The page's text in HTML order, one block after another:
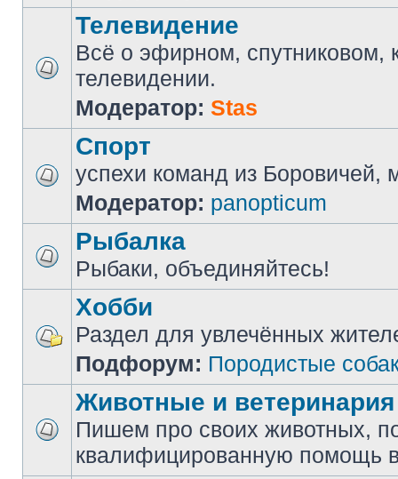
Телевидение
Всё о эфирном, спутниковом,
телевидении.
Модератор: Stas
Спорт
успехи команд из Боровичей,
Модератор: panopticum
Рыбалка
Рыбаки, объединяйтесь!
Хобби
Раздел для увлечённых
Подфорум: Породистые
Животные и ветеринария
Пишем про своих животных,
квалифицированную помощь